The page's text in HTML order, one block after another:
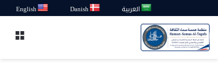
العربية Danish
English